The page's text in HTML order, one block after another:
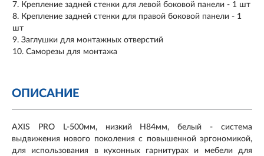
Крепление задней стенки для левой боковой панели - 1 шт
Крепление задней стенки для правой боковой панели - 1
шт
Заглушки для монтажных отверстий
Саморезы для монтажа
ОПИСАНИЕ
AXIS PRO L-500мм, низкий H84мм, белый - система
выдвижения нового поколения с повышенной эргономикой,
для использования в кухонных гарнитурах и мебели для